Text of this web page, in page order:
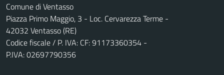
Comune di Ventasso
Piazza Primo Maggio, 3 - Loc. Cervarezza Terme -
42032 Ventasso (RE)
Codice fiscale / P. IVA: CF: 91173360354 -
P.IVA: 02697790356